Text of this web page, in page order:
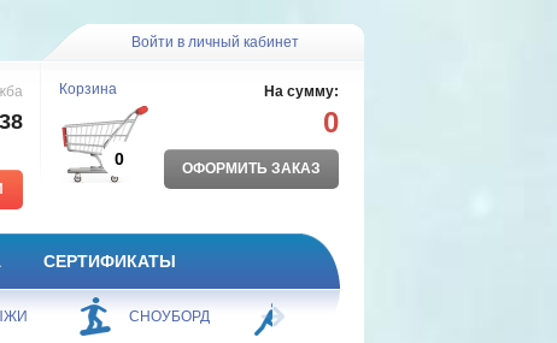
Войти в личный кабинет
Корзина
0
На сумму:
0
ОФОРМИТЬ ЗАКАЗ
СЕРТИФИКАТЫ
СНОУБОРД